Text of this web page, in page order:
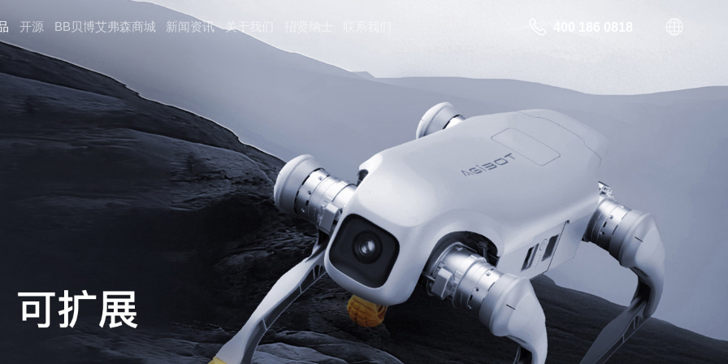
开源 BB贝博艾弗森商城 新闻资讯 关于我们 400 186 0818